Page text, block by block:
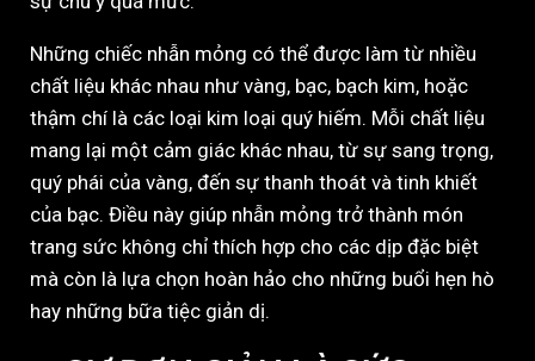
Những chiếc nhẫn mỏng có thể được làm từ nhiều
chất liệu khác nhau như vàng, bạc, bạch kim, hoặc
thậm chí là các loại kim loại quý hiếm. Mỗi chất liệu
mang lại một cảm giác khác nhau, từ sự sang trọng,
quý phái của vàng, đến sự thanh thoát và tinh khiết
của bạc. Điều này giúp nhẫn mỏng trở thành món
trang sức không chỉ thích hợp cho các dịp đặc biệt
mà còn là lựa chọn hoàn hảo cho những buổi hẹn hò
hay những bữa tiệc giản dị.